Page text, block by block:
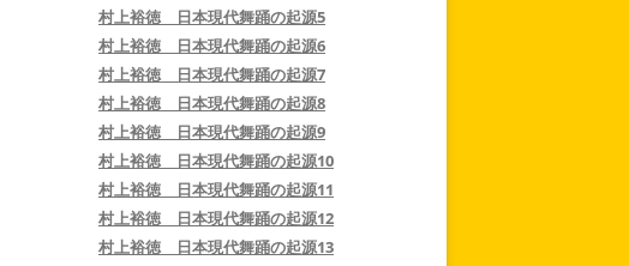
村上裕徳 日本現代舞踊の起源5
村上裕徳 日本現代舞踊の起源6
村上裕徳 日本現代舞踊の起源7
村上裕徳 日本現代舞踊の起源8
村上裕徳 日本現代舞踊の起源9
村上裕徳 日本現代舞踊の起源10
村上裕徳 日本現代舞踊の起源11
村上裕徳 日本現代舞踊の起源12
村上裕徳 日本現代舞踊の起源13